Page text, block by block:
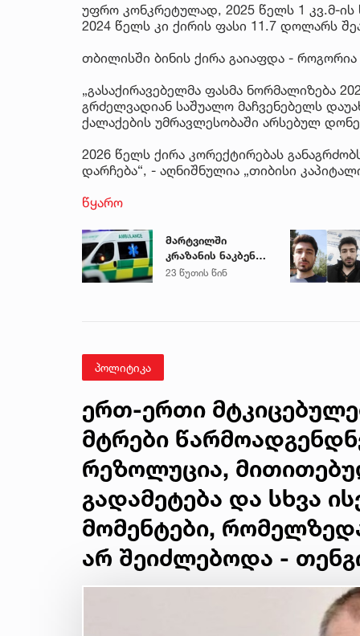
უფრო კონკრეტულად, 2025 წელს 1 კვ.მ-
2024 წელს კი ქირის ფასი 11.7 დოლარს
თბილისში ბინის ქირა გაიაფდა - როგორია
„გასაქირავებელმა ფასმა ნორმალიზება
გრძელვადიან საშუალო მაჩვენებელს
ქალაქების უმრავლესობაში არსებულ
2026 წელს ქირა კორექტირებას
დარჩება“, - აღნიშნულია „თიბისი
წყარო
მარტვილში
კრაზანის ნაკბენით
მძიმე
23 წუთის წინ
პოლიტიკა
ერთ-ერთი
მტრები
რეზოლუცია,
გადამეტება და სხვა
მომენტები,
არ შეიძლებოდა -